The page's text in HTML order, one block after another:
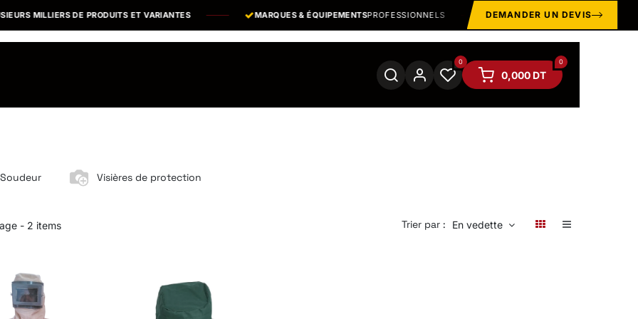
MILLIERS DE PRODUITS ET VARIANTES MARQUES & ÉQUIPEMENTSPROFESSIONNELS EPI · MANUTENTION ·
DEMANDER UN DEVIS
0 0
0,000DT
Visières de protection
- 2 items Trier par : En vedette